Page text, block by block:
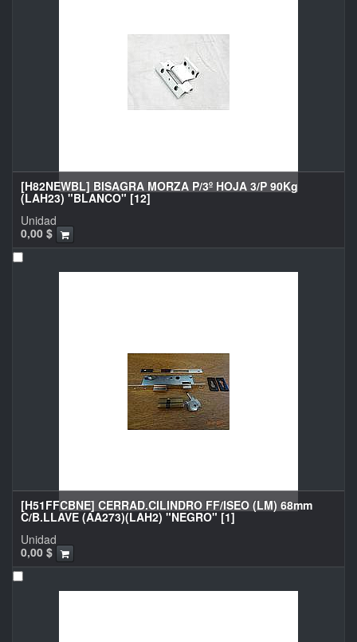
[H82NEWBL] BISAGRA MORZA P/3º HOJA 3/P 90Kg
(LAH23) "BLANCO" [12]
0,00 $
Unidad
[H51FFCBNE] CERRAD.CILINDRO FF/ISEO (LM) 68mm
C/B.LLAVE (AA273)(LAH2) "NEGRO" [1]
0,00 $
Unidad